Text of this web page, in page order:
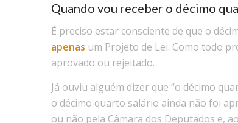
Quando vou receber o décimo
É preciso estar consciente de que o
apenas um Projeto de Lei. Como todo
aprovado ou rejeitado.
Já ouviu alguém dizer que “o décimo
o décimo quarto salário ainda não foi
ou não pela Câmara dos Deputados e,